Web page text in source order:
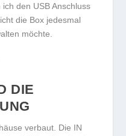
den USB Anschluss
die Box jedesmal
möchte.
DIE
verbaut. Die IN